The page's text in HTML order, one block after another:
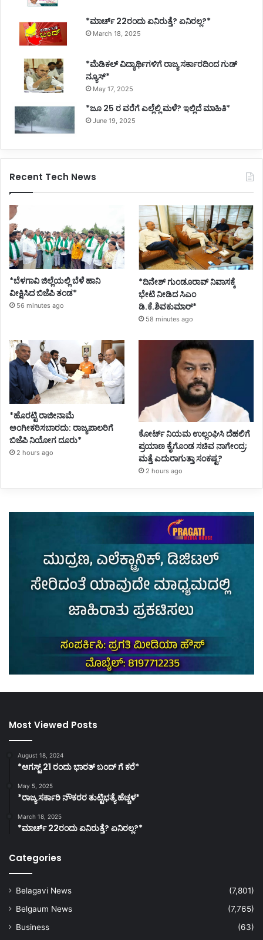
*ಮಾರ್ಚ್ 22ರಂದು ಏನಿರುತ್ತೆ? ಏನಿರಲ್ಲ?*
March 18, 2025
*ಮೆಡಿಕಲ್ ವಿದ್ಯಾರ್ಥಿಗಳಿಗೆ ರಾಜ್ಯ ಸರ್ಕಾರದಿಂದ ಗುಡ್
ನ್ಯೂಸ್*
May 17, 2025
*ಜೂ 25 ರ ವರೆಗೆ ಎಲ್ಲೆಲ್ಲಿ ಮಳೆ? ಇಲ್ಲಿದೆ ಮಾಹಿತಿ*
June 19, 2025
Recent Tech News
*ಬೆಳಗಾವಿ ಜಿಲ್ಲೆಯಲ್ಲಿ ಬೆಳೆ ಹಾನಿ
ವೀಕ್ಷಿಸಿದ ಬಿಜೆಪಿ ತಂಡ*
56 minutes ago
*ದಿನೇಶ್ ಗುಂಡೂರಾವ್ ನಿವಾಸಕ್ಕೆ
ಭೇಟಿ ನೀಡಿದ ಸಿಎಂ
ಡಿ.ಕೆ.ಶಿವಕುಮಾರ್*
58 minutes ago
*ಹೊರಟ್ಟಿ ರಾಜೀನಾಮೆ
ಅಂಗೀಕರಿಸಬಾರದು: ರಾಜ್ಯಪಾಲರಿಗೆ
ಬಿಜೆಪಿ ನಿಯೋಗ ದೂರು*
2 hours ago
ಕೋರ್ಟ್ ನಿಯಮ ಉಲ್ಲಂಘಿಸಿ ದೆಹಲಿಗೆ
ಪ್ರಯಾಣ ಕೈಗೊಂಡ ಸಚಿವ ನಾಗೇಂದ್ರ;
ಮತ್ತೆ ಎದುರಾಗುತ್ತಾ ಸಂಕಷ್ಟ?
2 hours ago
Most Viewed Posts
August 18, 2024
*ಆಗಸ್ಟ್ 21 ರಂದು ಭಾರತ್‌ ಬಂದ್‌ ಗೆ ಕರೆ*
May 5, 2025
*ರಾಜ್ಯ ಸರ್ಕಾರಿ ನೌಕರರ ತುಟ್ಟಿಭತ್ಯೆ ಹೆಚ್ಚಳ*
March 18, 2025
*ಮಾರ್ಚ್ 22ರಂದು ಏನಿರುತ್ತೆ? ಏನಿರಲ್ಲ?*
Categories
Belagavi News
(7,801)
Belgaum News
(7,765)
Business
(63)